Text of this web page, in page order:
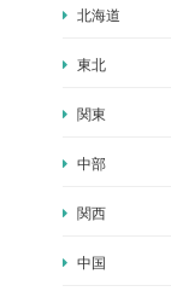
北海道
東北
関東
中部
関西
中国